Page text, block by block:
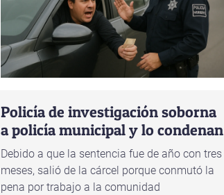
Policía de investigación soborna
a policía municipal y lo condenan
Debido a que la sentencia fue de año con tres
meses, salió de la cárcel porque conmutó la
pena por trabajo a la comunidad